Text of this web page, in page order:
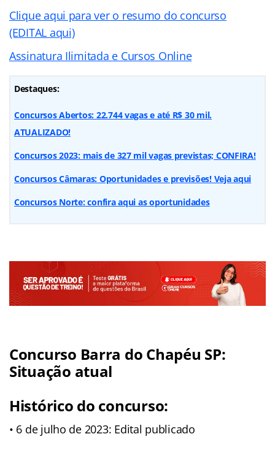
Clique aqui para ver o resumo do concurso
(EDITAL aqui)
Assinatura Ilimitada e Cursos Online
Destaques:
Concursos Abertos: 22.744 vagas e até R$ 30 mil.
ATUALIZADO!
Concursos 2023: mais de 327 mil vagas previstas; CONFIRA!
Concursos Câmaras: Oportunidades e previsões! Veja aqui
Concursos Norte: confira aqui as oportunidades
Concurso Barra do Chapéu SP:
Situação atual
Histórico do concurso:
• 6 de julho de 2023: Edital publicado